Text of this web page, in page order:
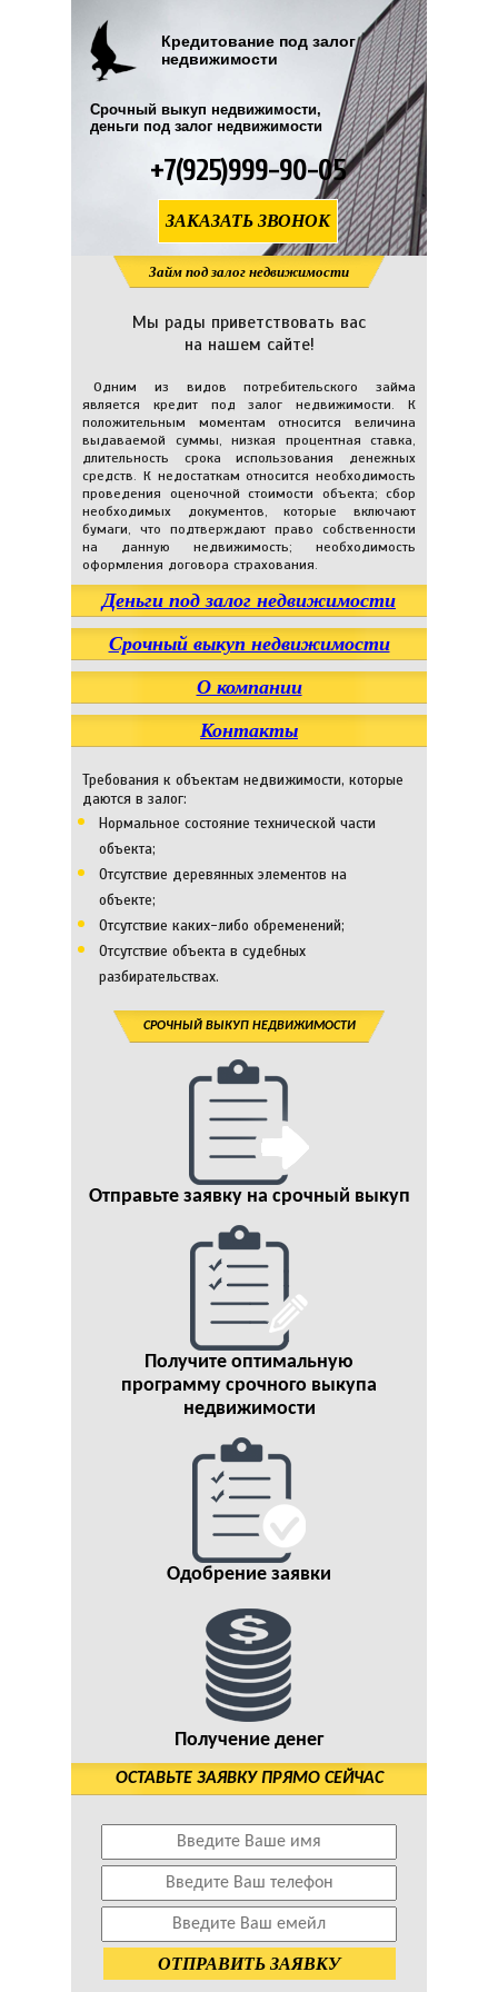
Кредитование под залог
недвижимости
Срочный выкуп недвижимости,
деньги под залог недвижимости
+7(925)999-90-05
ЗАКАЗАТЬ ЗВОНОК
Займ под залог недвижимости
Мы рады приветствовать вас
на нашем сайте!
Одним из видов потребительского займа
является кредит под залог недвижимости. К
положительным моментам относится величина
выдаваемой суммы, низкая процентная ставка,
длительность срока использования денежных
средств. К недостаткам относится необходимость
проведения оценочной стоимости объекта; сбор
необходимых документов, которые включают
бумаги, что подтверждают право собственности
на данную недвижимость; необходимость
оформления договора страхования.
Деньги под залог недвижимости
Срочный выкуп недвижимости
О компании
Контакты
Требования к объектам недвижимости, которые
даются в залог:
Нормальное состояние технической части
объекта;
Отсутствие деревянных элементов на
объекте;
Отсутствие каких-либо обременений;
Отсутствие объекта в судебных
разбирательствах.
СРОЧНЫЙ ВЫКУП НЕДВИЖИМОСТИ
Отправьте заявку на срочный выкуп
Получите оптимальную
программу срочного выкупа
недвижимости
Одобрение заявки
Получение денег
ОСТАВЬТЕ ЗАЯВКУ ПРЯМО СЕЙЧАС
ОТПРАВИТЬ ЗАЯВКУ